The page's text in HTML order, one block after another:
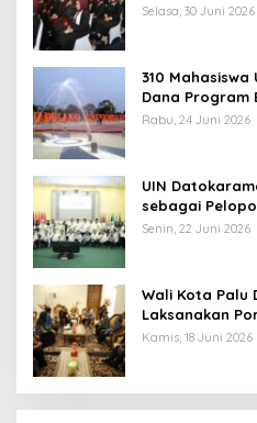
Selasa, 30 Juni 2026
310
Dana Program
Sulteng: Tidak
Rabu, 24 Juni 2026
UIN
sebagai
Senin, 22 Juni 2026
Wali Kota Palu
Laksanakan
Kamis, 18 Juni 2026